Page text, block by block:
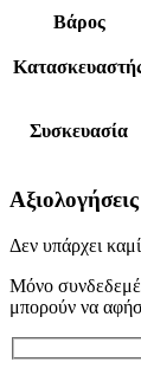
Βάρος
Συσκευασία
Αξιολογήσεις
Δεν υπάρχει
Μόνο
μπορούν να